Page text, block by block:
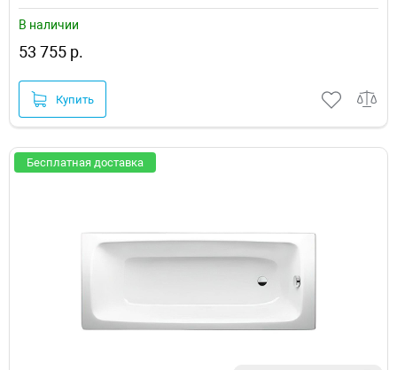
В наличии
53 755 р.
Купить
Бесплатная доставка